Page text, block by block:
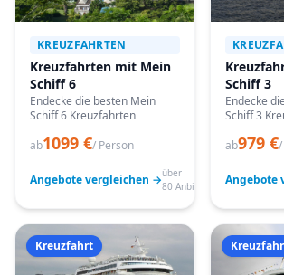
KREUZFAHRTEN
Kreuzfahrten mit Mein
Schiff 6
Endecke die besten Mein
Schiff 6 Kreuzfahrten
ab1099 €/ Person
Angebote vergleichen →über
80 Anbieter
Schiff 3
Endecke
Schiff 3
ab979 €/
Angebote
Kreuzfahrt